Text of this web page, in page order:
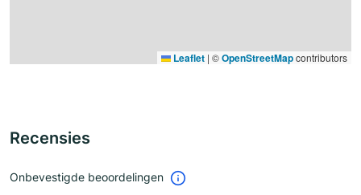
Leaflet | ©OpenStreetMapcontributors
Recensies
Onbevestigde beoordelingen